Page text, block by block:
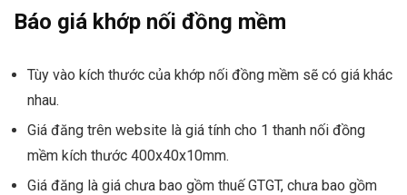
Báo giá khớp nối đồng mềm
Tùy vào kích thước của khớp nối đồng mềm sẽ có giá khác
nhau.
Giá đăng trên website là giá tính cho 1 thanh nối đồng
mềm kích thước 400x40x10mm.
Giá đăng là giá chưa bao gồm thuế GTGT, chưa bao gồm